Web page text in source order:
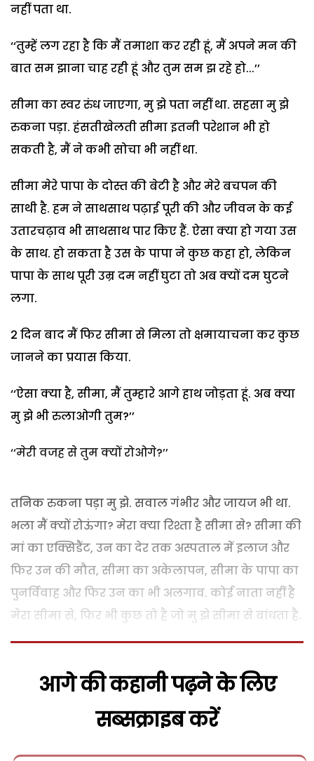
नहीं पता था.
‘‘तुम्हें लग रहा है कि मैं तमाशा कर रही हूं, मैं अपने मन की
बात सम झाना चाह रही हूं और तुम सम झ रहे हो...’’
सीमा का स्वर रुंध जाएगा, मु झे पता नहीं था. सहसा मु झे
रुकना पड़ा. हंसतीखेलती सीमा इतनी परेशान भी हो
सकती है, मैं ने कभी सोचा भी नहीं था.
सीमा मेरे पापा के दोस्त की बेटी है और मेरे बचपन की
साथी है. हम ने साथसाथ पढ़ाई पूरी की और जीवन के कई
उतारचढ़ाव भी साथसाथ पार किए हैं. ऐसा क्या हो गया उस
के साथ. हो सकता है उस के पापा ने कुछ कहा हो, लेकिन
पापा के साथ पूरी उम्र दम नहीं घुटा तो अब क्यों दम घुटने
लगा.
2 दिन बाद मैं फिर सीमा से मिला तो क्षमायाचना कर कुछ
जानने का प्रयास किया.
‘‘ऐसा क्या है, सीमा, मैं तुम्हारे आगे हाथ जोड़ता हूं. अब क्या
मु झे भी रुलाओगी तुम?’’
‘‘मेरी वजह से तुम क्यों रोओगे?’’
तनिक रुकना पड़ा मु झे. सवाल गंभीर और जायज भी था.
भला मैं क्यों रोऊंगा? मेरा क्या रिश्ता है सीमा से? सीमा की
मां का एक्सिडैंट, उन का देर तक अस्पताल में इलाज और
फिर उन की मौत, सीमा का अकेलापन, सीमा के पापा का
पुनर्विवाह और फिर उन का भी अलगाव. कोई नाता नहीं है
मेरा सीमा से, फिर भी कुछ तो है जो मु झे सीमा से बांधता है.
आगे की कहानी पढ़ने के लिए
सब्सक्राइब करें